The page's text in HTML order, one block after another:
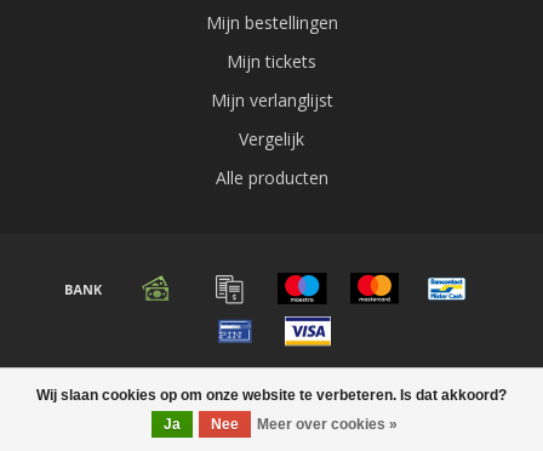
Wij slaan cookies op om onze website te verbeteren. Is dat akkoord?
Ja
Nee Meer over cookies »
Mijn bestellingen
Mijn tickets
Mijn verlanglijst
Vergelijk
Alle producten
© Copyright 2026 Audio expert